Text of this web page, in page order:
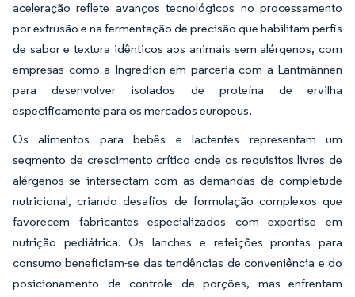
aceleração reflete avanços tecnológicos no processamento
por extrusão e na fermentação de precisão que habilitam perfis
de sabor e textura idênticos aos animais sem alérgenos, com
empresas como a Ingredion em parceria com a Lantmännen
para desenvolver isolados de proteína de ervilha
especificamente para os mercados europeus.
Os alimentos para bebês e lactentes representam um
segmento de crescimento crítico onde os requisitos livres de
alérgenos se intersectam com as demandas de completude
nutricional, criando desafios de formulação complexos que
favorecem fabricantes especializados com expertise em
nutrição pediátrica. Os lanches e refeições prontas para
consumo beneficiam-se das tendências de conveniência e do
posicionamento de controle de porções, mas enfrentam